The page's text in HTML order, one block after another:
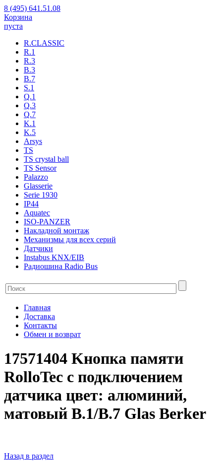
8 (495) 641.51.08
Корзина
пуста
R.CLASSIC
R.1
R.3
B.3
B.7
S.1
Q.1
Q.3
Q.7
K.1
K.5
Arsys
TS
TS crystal ball
TS Sensor
Palazzo
Glasserie
Serie 1930
IP44
Aquatec
ISO-PANZER
Накладной монтаж
Механизмы для всех серий
Датчики
Instabus KNX/EIB
Радиошина Radio Bus
Главная
Доставка
Контакты
Обмен и возврат
17571404 Kнопка памяти
RolloTec с подключением
датчика цвет: алюминий,
матовый B.1/B.7 Glas Berker
Назад в раздел